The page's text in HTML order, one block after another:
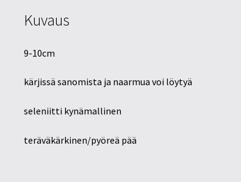
Kuvaus
9-10cm
kärjissä sanomista ja naarmua voi löytyä
seleniitti kynämallinen
teräväkärkinen/pyöreä pää